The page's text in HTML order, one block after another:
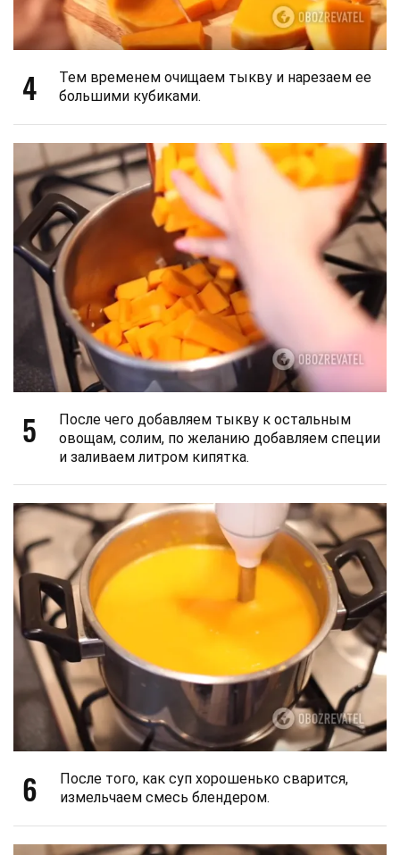
4
Тем временем очищаем тыкву и нарезаем ее
большими кубиками.
5
После чего добавляем тыкву к остальным
овощам, солим, по желанию добавляем специи
и заливаем литром кипятка.
6
После того, как суп хорошенько сварится,
измельчаем смесь блендером.